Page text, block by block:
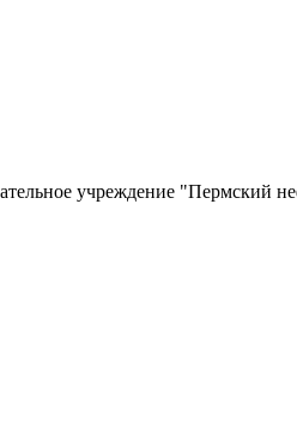
учреждение "Пермский